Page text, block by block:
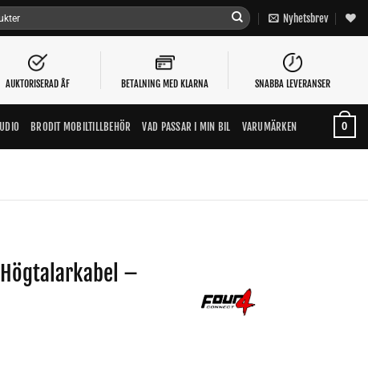
Nyhetsbrev
AUKTORISERAD ÅF BETALNING MED KLARNA SNABBA LEVERANSER
BRODIT MOBILTILLBEHÖR VAD PASSAR I MIN BIL VARUMÄRKEN 0
Högtalarkabel –